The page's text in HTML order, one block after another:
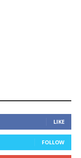
LIKE
FOLLOW